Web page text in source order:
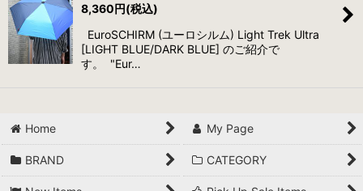
8,360円(税込)
EuroSCHIRM (ユーロシルム) Light Trek Ultra
[LIGHT BLUE/DARK BLUE] のご紹介で
す。 "Eur…
Home My Page
BRAND CATEGORY